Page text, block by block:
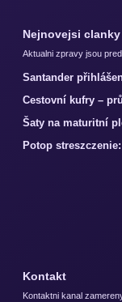
Nejnovejsi clanky
Aktualni zpravy jsou
Santander
Cestovní kufry –
Šaty na maturitní
Potop
Kontakt
Kontaktni kanal